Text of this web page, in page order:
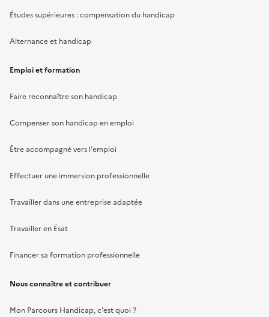
Études supérieures : compensation du handicap
Alternance et handicap
Emploi et formation
Faire reconnaître son handicap
Compenser son handicap en emploi
Être accompagné vers l'emploi
Effectuer une immersion professionnelle
Travailler dans une entreprise adaptée
Travailler en Ésat
Financer sa formation professionnelle
Nous connaître et contribuer
Mon Parcours Handicap, c'est quoi ?